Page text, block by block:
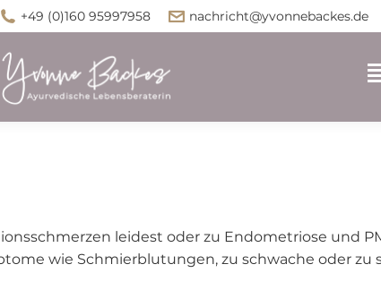
+49 (0)160 95997958 nachricht@yvonnebackes.de
leidest oder zu Endometriose und
wie Schmierblutungen, zu schwache oder zu